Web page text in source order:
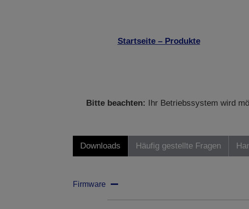
Startseite – Produkte
Bitte beachten:
Ihr Betriebssystem wird
Downloads Häufig gestellte Fragen
Firmware